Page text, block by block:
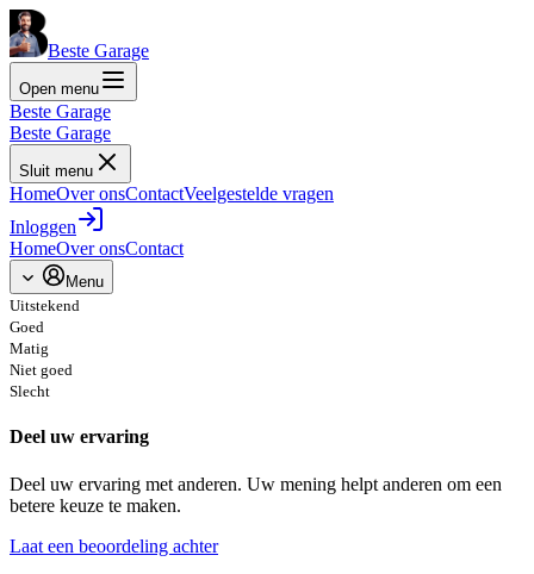
Beste Garage
Open menu
Beste Garage
Beste Garage
Sluit menu
HomeOver onsContactVeelgestelde vragen
Inloggen
HomeOver onsContact
Menu
Uitstekend
Goed
Matig
Niet goed
Slecht
Deel uw ervaring
Deel uw ervaring met anderen. Uw mening helpt anderen om een
betere keuze te maken.
Laat een beoordeling achter